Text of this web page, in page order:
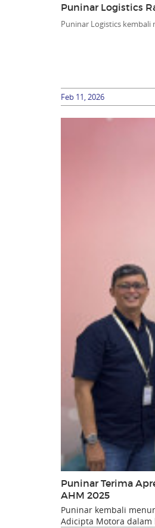
Puninar Logistics
Puninar Logistics
Feb 11, 2026
Puninar Terima
AHM 2025
Puninar kembali
Adicipta Motora dalam